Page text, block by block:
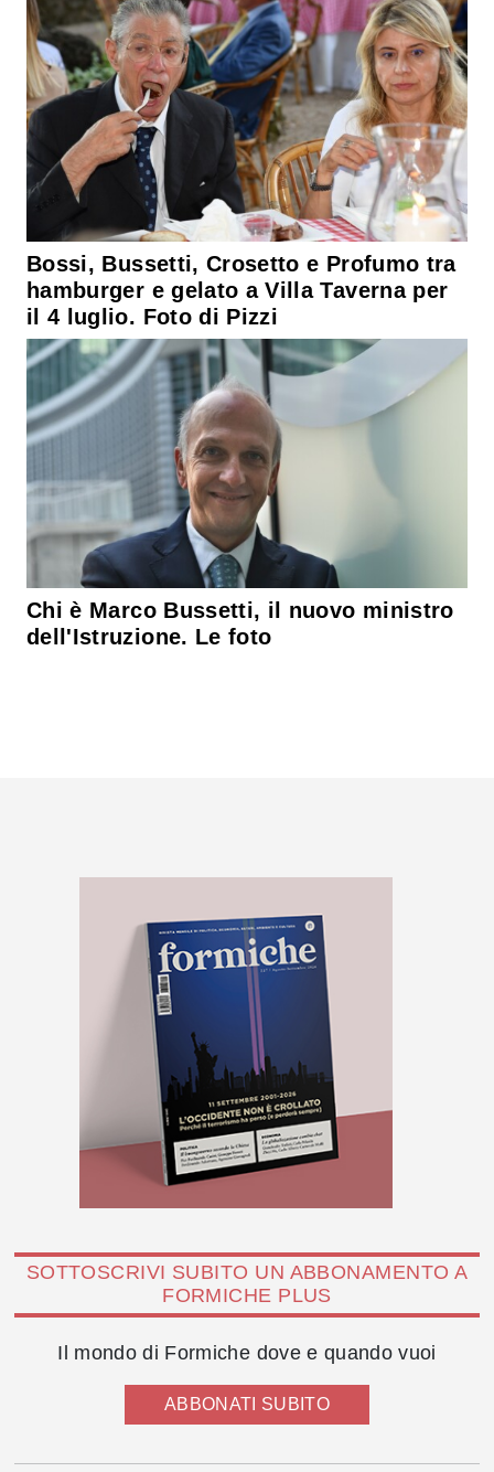
Bossi, Bussetti, Crosetto e Profumo tra
hamburger e gelato a Villa Taverna per
il 4 luglio. Foto di Pizzi
Chi è Marco Bussetti, il nuovo ministro
dell'Istruzione. Le foto
SOTTOSCRIVI SUBITO UN ABBONAMENTO A
FORMICHE PLUS
Il mondo di Formiche dove e quando vuoi
ABBONATI SUBITO